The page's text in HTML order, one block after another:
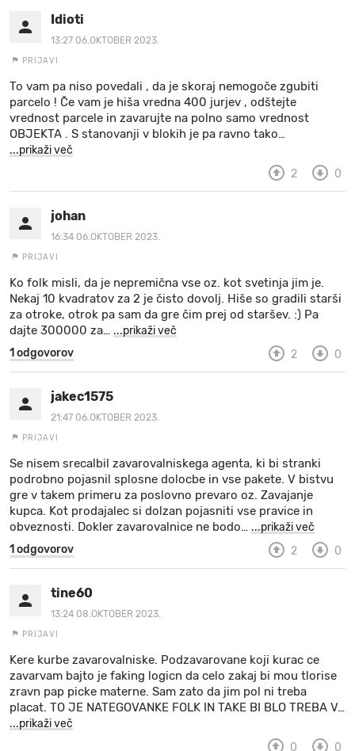
Idioti
13:27 06.OKTOBER 2023.
PRIJAVI
To vam pa niso povedali , da je skoraj nemogoče zgubiti
parcelo ! Če vam je hiša vredna 400 jurjev , odštejte
vrednost parcele in zavarujte na polno samo vrednost
OBJEKTA . S stanovanji v blokih je pa ravno tako…
...prikaži več
2
0
johan
16:34 06.OKTOBER 2023.
PRIJAVI
Ko folk misli, da je nepremična vse oz. kot svetinja jim je.
Nekaj 10 kvadratov za 2 je čisto dovolj. Hiše so gradili starši
za otroke, otrok pa sam da gre čim prej od staršev. :) Pa
dajte 300000 za… ...prikaži več
1 odgovorov
2 0
jakec1575
21:47 06.OKTOBER 2023.
PRIJAVI
Se nisem srecalbil zavarovalniskega agenta, ki bi stranki
podrobno pojasnil splosne dolocbe in vse pakete. V bistvu
gre v takem primeru za poslovno prevaro oz. Zavajanje
kupca. Kot prodajalec si dolzan pojasniti vse pravice in
obveznosti. Dokler zavarovalnice ne bodo… ...prikaži več
1 odgovorov
2 0
tine60
13:24 08.OKTOBER 2023.
PRIJAVI
Kere kurbe zavarovalniske. Podzavarovane koji kurac ce
zavarvam bajto je faking logicn da celo zakaj bi mou tlorise
zravn pap picke materne. Sam zato da jim pol ni treba
placat. TO JE NATEGOVANKE FOLK IN TAKE BI BLO TREBA V…
...prikaži več
0
0